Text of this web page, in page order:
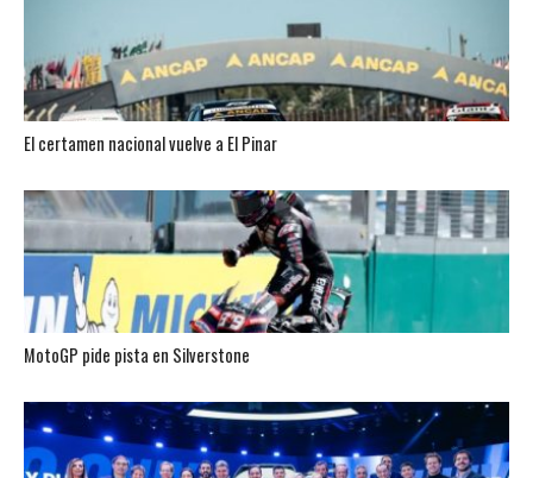
El certamen nacional vuelve a El Pinar
MotoGP pide pista en Silverstone